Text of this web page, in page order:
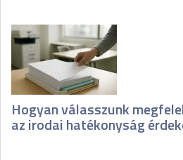
Hogyan válasszunk
az irodai hatékonyság